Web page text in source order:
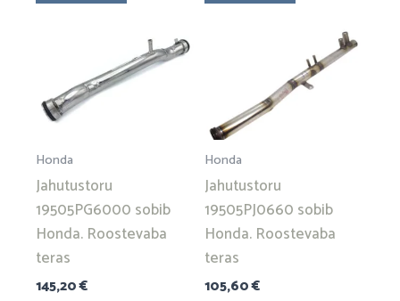
Honda
Jahutustoru
19505PG6000 sobib
Honda. Roostevaba
teras
145,20€
Honda
Jahutustoru
19505PJ0660 sobib
Honda. Roostevaba
teras
105,60€